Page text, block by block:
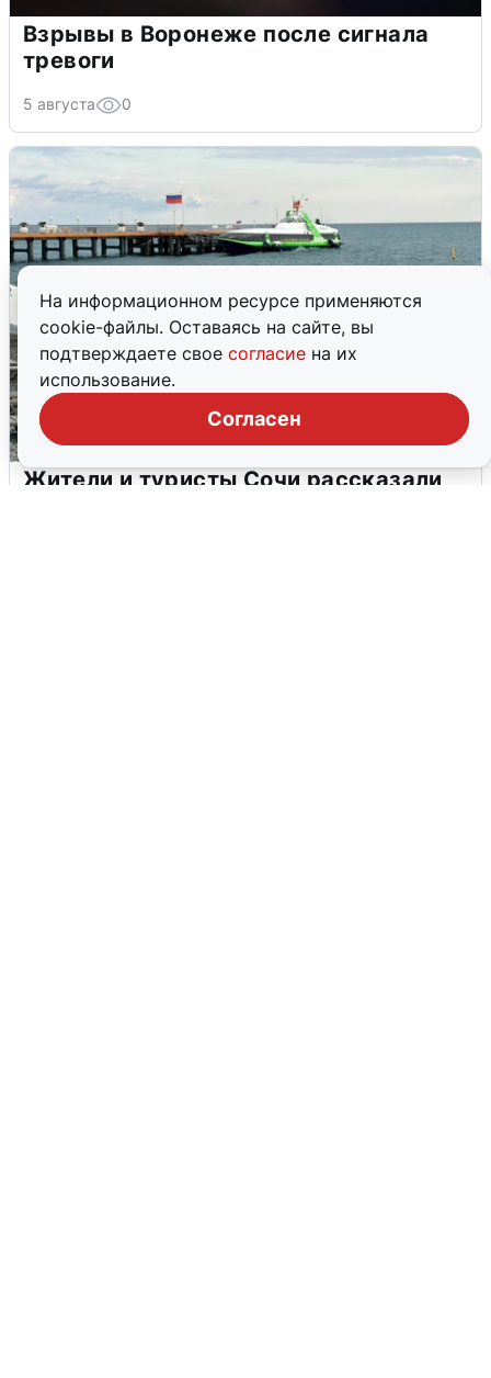
На информационном ресурсе применяются
cookie-файлы. Оставаясь на сайте, вы
подтверждаете свое согласие на их
использование.
Согласен
Взрывы в Воронеже после сигнала
тревоги
5 августа 0
Жители и туристы Сочи рассказали